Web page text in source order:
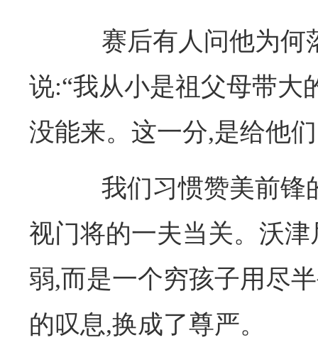
赛后有人问他为何
说:“我从小是祖父母带大
没能来。这一分,是给他
我们习惯赞美前锋
视门将的一夫当关。沃
弱,而是一个穷孩子用尽
的叹息,换成了尊严。